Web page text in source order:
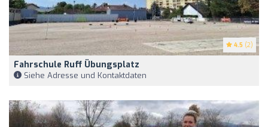
4.5 (2)
Fahrschule Ruff Übungsplatz
Siehe Adresse und Kontaktdaten